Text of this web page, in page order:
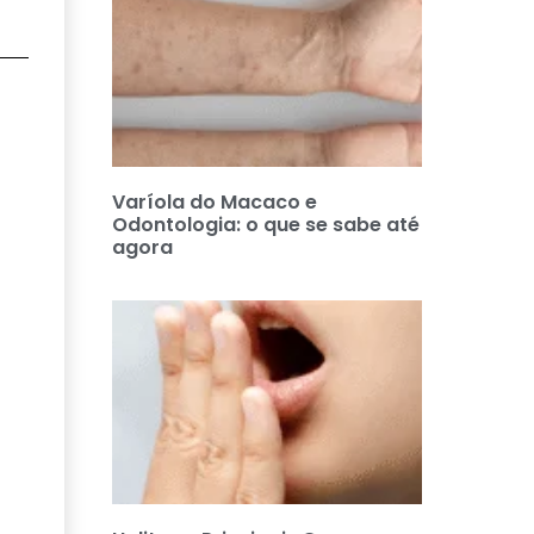
Varíola do Macaco e
Odontologia: o que se sabe até
agora